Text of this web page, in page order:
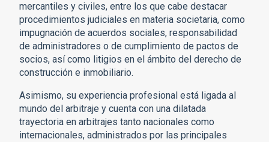
mercantiles y civiles, entre los que cabe destacar
procedimientos judiciales en materia societaria, como
impugnación de acuerdos sociales, responsabilidad
de administradores o de cumplimiento de pactos de
socios, así como litigios en el ámbito del derecho de
construcción e inmobiliario.
Asimismo, su experiencia profesional está ligada al
mundo del arbitraje y cuenta con una dilatada
trayectoria en arbitrajes tanto nacionales como
internacionales, administrados por las principales